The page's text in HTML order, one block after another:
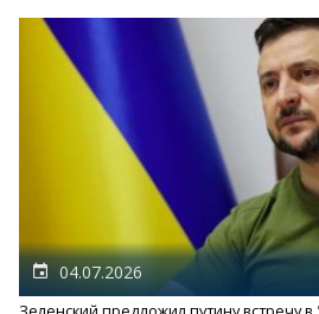
04.07.2026